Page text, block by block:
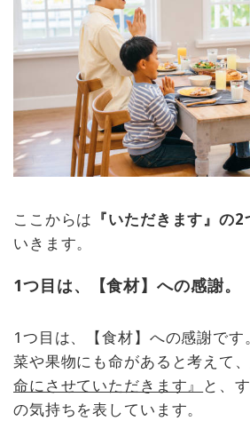
ここからは 『いただきます』の
いきます。
1つ目は、【食材】への感謝。
1つ目は、【食材】への感謝で
菜や果物にも命があると考えて、
命にさせていただきます』
と、
の気持ちを表しています。